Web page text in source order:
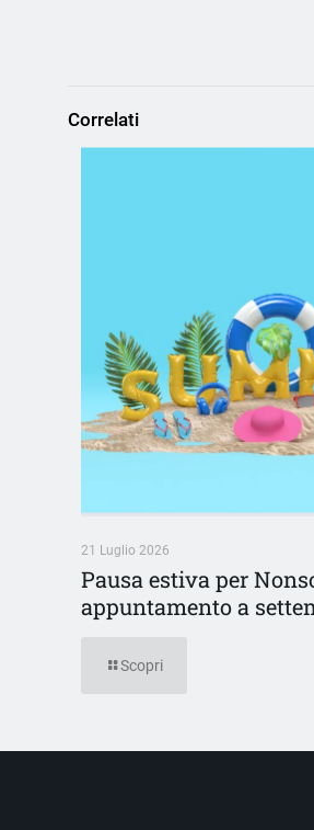
Correlati
21 Luglio 2026
Pausa estiva per
appuntamento a
Scopri